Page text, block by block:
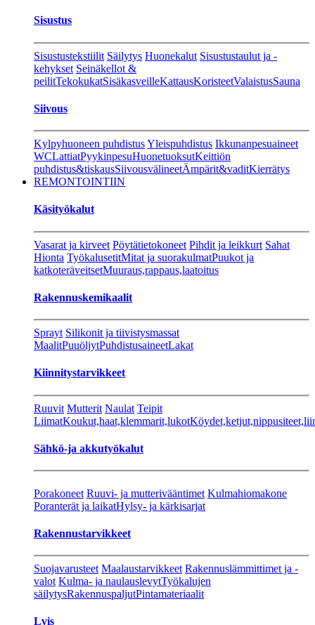
Sisustus
Sisustustekstiilit Säilytys Huonekalut Sisustustaulut ja -
kehykset Seinäkellot &
peilitTekokukatSisäkasveilleKattausKoristeetValaistusSauna
Siivous
Kylpyhuoneen puhdistusYleispuhdistus Ikkunanpesuaineet
WCLattiatPyykinpesuHuonetuoksutKeittiön
puhdistus&tiskausSiivousvälineetÄmpärit&vaditKierrätys
REMONTOINTIIN
Käsityökalut
Vasarat ja kirveet Pöytätietokoneet Pihdit ja leikkurt Sahat
Hionta TyökalusetitMitat ja suorakulmatPuukot ja
katkoteräveitsetMuuraus,rappaus,laatoitus
Rakennuskemikaalit
Sprayt Silikonit ja tiivistysmassat
MaalitPuuöljytPuhdistusaineetLakat
Kiinnitystarvikkeet
Ruuvit Mutterit Naulat Teipit
LiimatKoukut,haat,klemmarit,lukot
Sähkö-ja akkutyökalut
Porakoneet Ruuvi- ja mutterivääntimet Kulmahiomakone
Poranterät ja laikatHylsy- ja kärkisarjat
Rakennustarvikkeet
Suojavarusteet Maalaustarvikkeet Rakennuslämmittimet ja -
valot Kulma- ja naulauslevytTyökalujen
säilytysRakennuspaljutPintamateriaalit
Lvis